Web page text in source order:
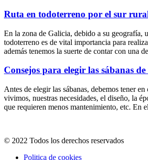
Ruta en todoterreno por el sur
En la zona de Galicia, debido a su geografía,
todoterreno es de vital importancia para
además tenemos la suerte de contar con una de
Consejos para elegir las sábanas
Antes de elegir las sábanas, debemos tener
vivimos, nuestras necesidades, el diseño, la
que requieren menos mantenimiento, etc. En el
© 2022 Todos los derechos reservados
Politica de cookies